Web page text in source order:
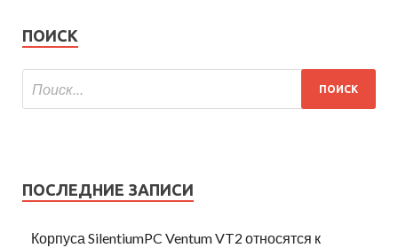
ПОИСК
ПОСЛЕДНИЕ ЗАПИСИ
Корпуса SilentiumPC Ventum VT2 относятся к